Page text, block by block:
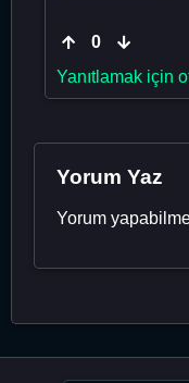
0
Yanıtlamak için
Yorum Yaz
Yorum